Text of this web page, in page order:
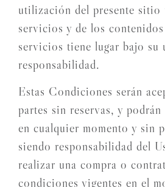
utilización del presente sitio
servicios y de los
servicios tiene lugar bajo su
responsabilidad.
Estas Condiciones serán
partes sin reservas, y
en cualquier momento y sin
siendo responsabilidad del
realizar una compra o
condiciones vigentes en el